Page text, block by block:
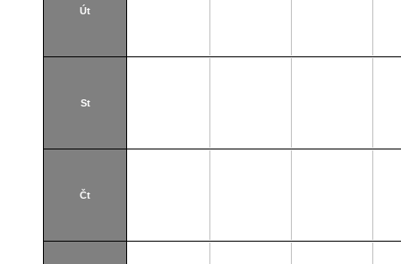
Út
St
Čt